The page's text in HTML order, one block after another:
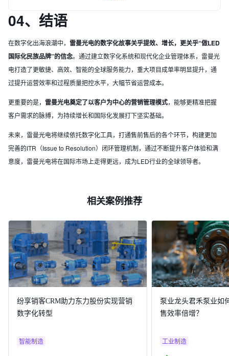
04、 结语
在数字化出海浪潮中， 雷曼光电的数字化故事关乎提效、增长，更关乎“做LED
国际化民族品牌”的信念。通过建立数字化系统和现代化企业管理体系，雷曼光
电打造了更敏捷、高效、智能的全球服务能力，重大项目成单率明显提升，通
过提升运营效率和过程质量把控水平，大幅节省运营成本。
更重要的是， 雷曼光电奠定了以客户为中心的营销管理模式，能够更精准把握
客户需求的脉搏，为持续增长和国际化发展打下坚实基础。
未来，雷曼光电将继续依托数字化工具，打通售前售后的各个环节，构建更加
完善的ITR（Issue to Resolution）闭环管理机制，通过不断提升客户体验和满
意度，雷曼光电将在国际市场上走得更远，成为LED行业的全球领导者。
相关案例推荐
纷享销客CRM助力东力股份实现营销
数字化转型
智能制造
泵业龙头君禾泵业如
售效率倍增？
工业制造